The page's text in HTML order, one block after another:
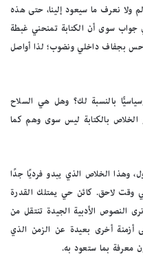
ولا نعرف ما سيعود إلينا، حتى هذه
جواب سوى أن الكتابة تمنحني غبطة
بجفاف داخلي ونضوب؛ لذا أواصل
بالنسبة لك؟ وهل هي السلاح
الخلاص بالكتابة ليس سوى وهم كما
وهذا الخلاص الذي يبدو فرديًا جدًا
في وقت لاحق. كائن حي يمتلك القدرة
النصوص الأدبية الجيدة تنتقل من
أزمنة أخرى بعيدة عن الزمن الذي
معرفة بما ستعود به.